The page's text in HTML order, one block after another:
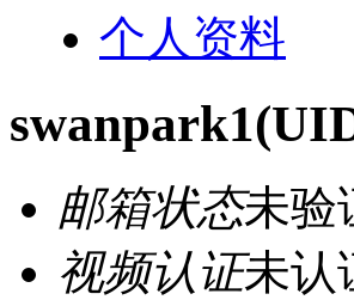
个人资料
swanpark1
邮箱状态未验
视频认证未认